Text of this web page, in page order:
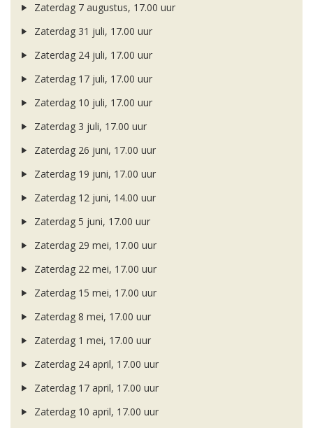
Zaterdag 7 augustus, 17.00 uur
Zaterdag 31 juli, 17.00 uur
Zaterdag 24 juli, 17.00 uur
Zaterdag 17 juli, 17.00 uur
Zaterdag 10 juli, 17.00 uur
Zaterdag 3 juli, 17.00 uur
Zaterdag 26 juni, 17.00 uur
Zaterdag 19 juni, 17.00 uur
Zaterdag 12 juni, 14.00 uur
Zaterdag 5 juni, 17.00 uur
Zaterdag 29 mei, 17.00 uur
Zaterdag 22 mei, 17.00 uur
Zaterdag 15 mei, 17.00 uur
Zaterdag 8 mei, 17.00 uur
Zaterdag 1 mei, 17.00 uur
Zaterdag 24 april, 17.00 uur
Zaterdag 17 april, 17.00 uur
Zaterdag 10 april, 17.00 uur